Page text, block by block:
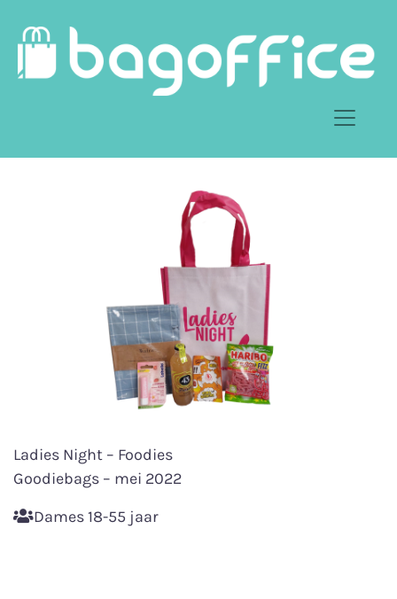
Ladies Night – Foodies
Goodiebags – mei 2022
Dames 18-55 jaar